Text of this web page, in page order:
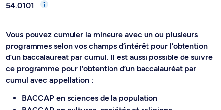
54.0101
Vous pouvez cumuler la mineure avec un ou plusieurs
programmes selon vos champs d’intérêt pour l’obtention
d’un baccalauréat par cumul. Il est aussi possible de suivre
ce programme pour l’obtention d’un baccalauréat par
cumul avec appellation :
BACCAP en sciences de la population